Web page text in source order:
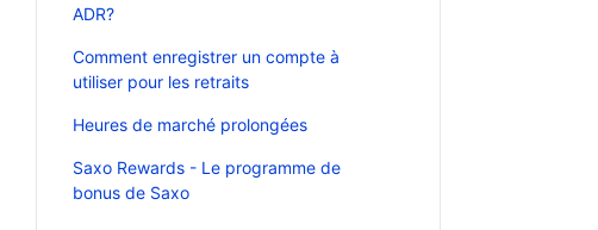
ADR?
Comment enregistrer un compte à
utiliser pour les retraits
Heures de marché prolongées
Saxo Rewards - Le programme de
bonus de Saxo